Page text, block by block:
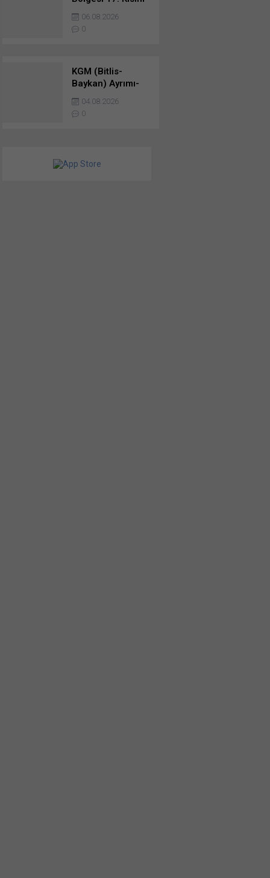
Müteferrik Atık
Su, Yağmursuyu
Kanalı Ve Dere
06.08.2026
0
KGM (Bitlis-
Baykan) Ayrımı-
Bölükyazı-
(Küçüksu-Hizan)
Ayrımı İl Yolu Etüt
Aldı
04.08.2026
0